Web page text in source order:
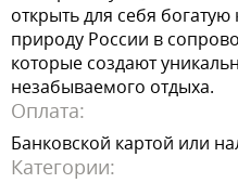
открыть для себя богатую
природу России в
которые создают
незабываемого отдыха.
Оплата:
Банковской картой или
Категории: